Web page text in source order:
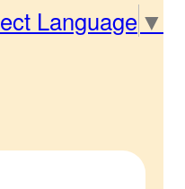
Language ▼